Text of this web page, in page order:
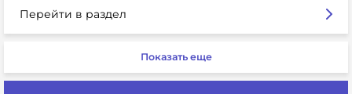
Перейти в раздел
Показать еще